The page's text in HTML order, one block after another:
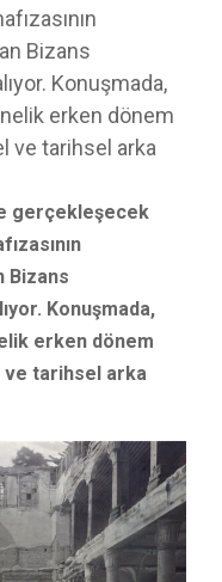
Bizans
Konuşmada,
erken dönem
ve tarihsel arka
gerçekleşecek
Bizans
Konuşmada,
erken dönem
ve tarihsel arka